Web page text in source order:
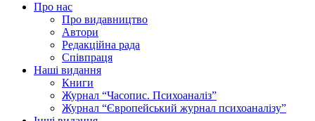
Про нас
Про видавництво
Автори
Редакційна рада
Співпраця
Наші видання
Книги
Журнал “Часопис. Психоаналіз”
Журнал “Європейський журнал психоаналізу”